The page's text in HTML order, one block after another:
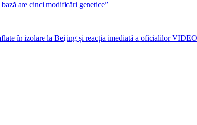
are cinci modificări genetice”
în izolare la Beijing și reacția imediată a oficialilor VIDEO